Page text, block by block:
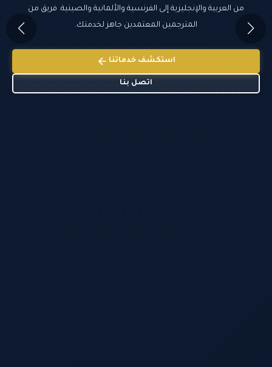
من العربية والإنجليزية إلى الفرنسية والألمانية والصينية. فريق من
المترجمين المعتمدين جاهز لخدمتك.
استكشف خدماتنا
اتصل بنا